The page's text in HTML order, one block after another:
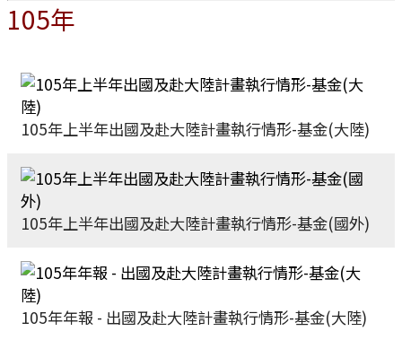
105年
105年上半年出國及赴大陸計畫執行情形-基金(大陸)
105年上半年出國及赴大陸計畫執行情形-基金(國外)
105年年報 - 出國及赴大陸計畫執行情形-基金(大陸)